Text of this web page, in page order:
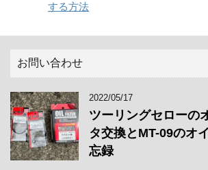
する方法
お問い合わせ
2022/05/17
ツーリングセローの
タ交換とMT-09のオ
忘録